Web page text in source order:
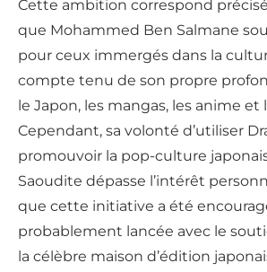
Cette ambition correspond
que Mohammed Ben Salmane
pour ceux immergés dans la
compte tenu de son propre
le Japon, les mangas, les anime et
Cependant, sa volonté d’utiliser
promouvoir la pop-culture
Saoudite dépasse l’intérêt
que cette initiative a été
probablement lancée avec le
la célèbre maison d’édition